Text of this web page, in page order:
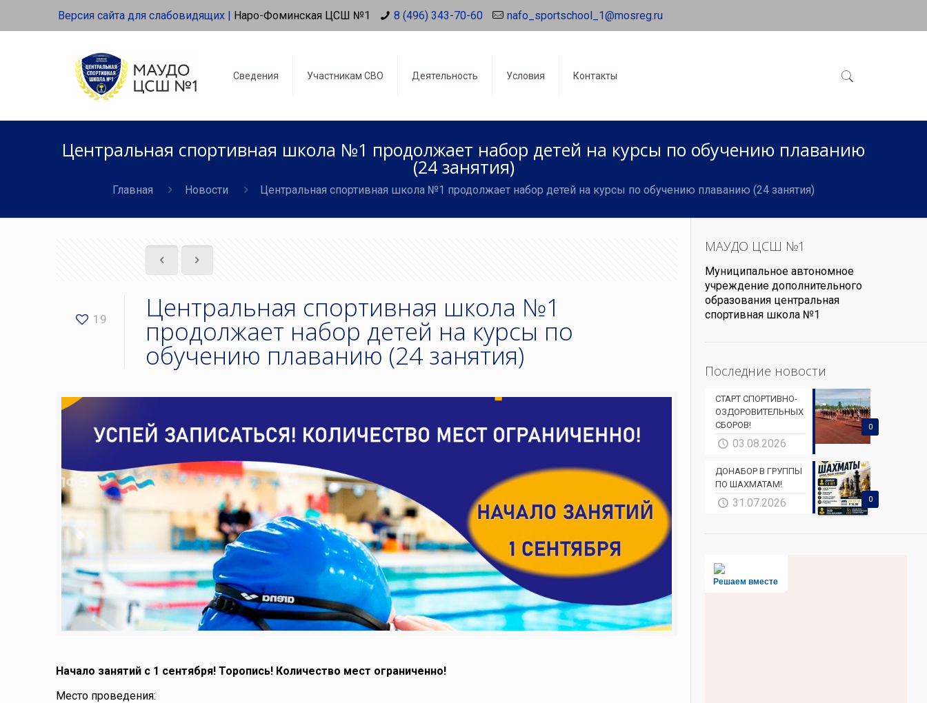
Версия сайта для слабовидящих | Наро-Фоминская ЦСШ №1 8 (496) 343-70-60 nafo_sportschool_1@mosreg.ru
Сведения Участникам СВО Деятельность Условия Контакты
Центральная спортивная школа №1 продолжает набор детей на курсы по обучению плаванию
(24 занятия)
Главная Новости Центральная спортивная школа №1 продолжает набор детей на курсы по обучению плаванию (24 занятия)
19 Центральная спортивная школа №1
продолжает набор детей на курсы по
обучению плаванию (24 занятия)
Начало занятий с 1 сентября! Торопись! Количество мест ограниченно!
Место проведения:
МАУДО ЦСШ №1
Муниципальное автономное
учреждение дополнительного
образования центральная
спортивная школа №1
Последние новости
0
СТАРТ СПОРТИВНО-
ОЗДОРОВИТЕЛЬНЫХ
СБОРОВ!
03.08.2026
0
ДОНАБОР В ГРУППЫ
ПО ШАХМАТАМ!
31.07.2026
Решаем вместе